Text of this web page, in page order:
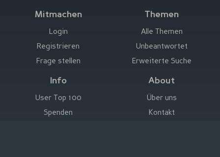
Mitmachen
Login
Registrieren
Frage stellen
Themen
Alle Themen
Unbeantwortet
Erweiterte Suche
Info
User Top 100
Spenden
About
Über uns
Kontakt